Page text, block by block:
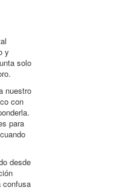
y
solo
nuestro
con
para
desde
confusa